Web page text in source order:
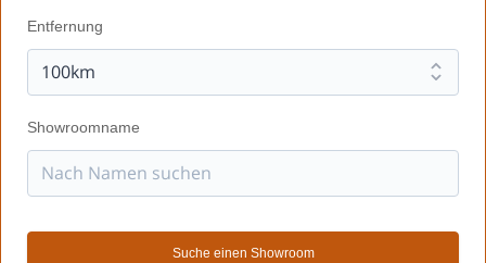
Entfernung
Showroomname
Suche einen Showroom